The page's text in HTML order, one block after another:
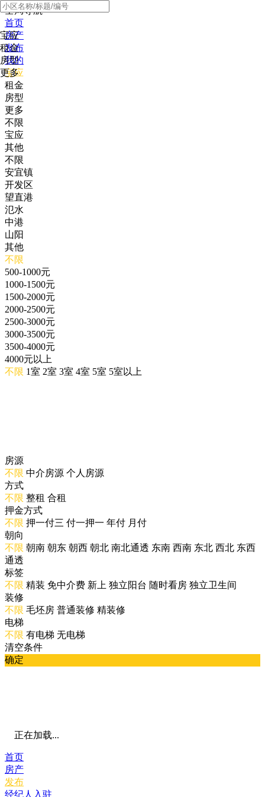
全局导航
首页
房产
发布
我的
宝应
租金
房型
更多
宝应
租金
房型
更多
不限
宝应
其他
不限
安宜镇
开发区
望直港
氾水
中港
山阳
其他
不限
500-1000元
1000-1500元
1500-2000元
2000-2500元
2500-3000元
3000-3500元
3500-4000元
4000元以上
不限 1室 2室 3室 4室 5室 5室以上
房源
不限 中介房源 个人房源
方式
不限 整租 合租
押金方式
不限 押一付三 付一押一 年付 月付
朝向
不限 朝南 朝东 朝西 朝北 南北通透 东南 西南 东北 西北 东西
通透
标签
不限 精装 免中介费 新上 独立阳台 随时看房 独立卫生间
装修
不限 毛坯房 普通装修 精装修
电梯
不限 有电梯 无电梯
清空条件
确定
正在加载...
首页
房产
发布
经纪人入驻